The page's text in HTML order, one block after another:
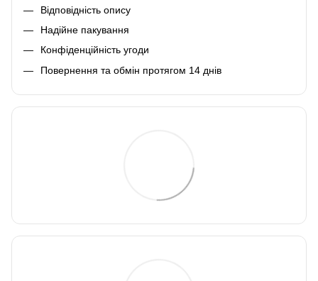
Відповідність опису
Надійне пакування
Конфіденційність угоди
Повернення та обмін протягом 14 днів